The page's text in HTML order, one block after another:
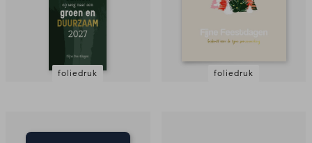
foliedruk foliedruk